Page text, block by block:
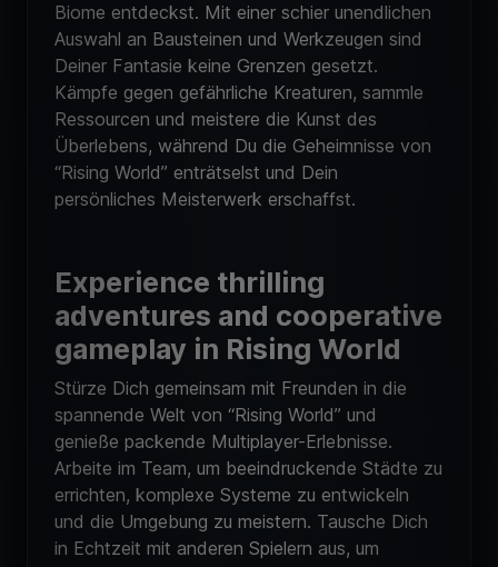
Biome entdeckst. Mit einer schier unendlichen
Auswahl an Bausteinen und Werkzeugen sind
Deiner Fantasie keine Grenzen gesetzt.
Kämpfe gegen gefährliche Kreaturen, sammle
Ressourcen und meistere die Kunst des
Überlebens, während Du die Geheimnisse von
“Rising World” enträtselst und Dein
persönliches Meisterwerk erschaffst.
Experience thrilling
adventures and cooperative
gameplay in Rising World
Stürze Dich gemeinsam mit Freunden in die
spannende Welt von “Rising World” und
genieße packende Multiplayer-Erlebnisse.
Arbeite im Team, um beeindruckende Städte zu
errichten, komplexe Systeme zu entwickeln
und die Umgebung zu meistern. Tausche Dich
in Echtzeit mit anderen Spielern aus, um